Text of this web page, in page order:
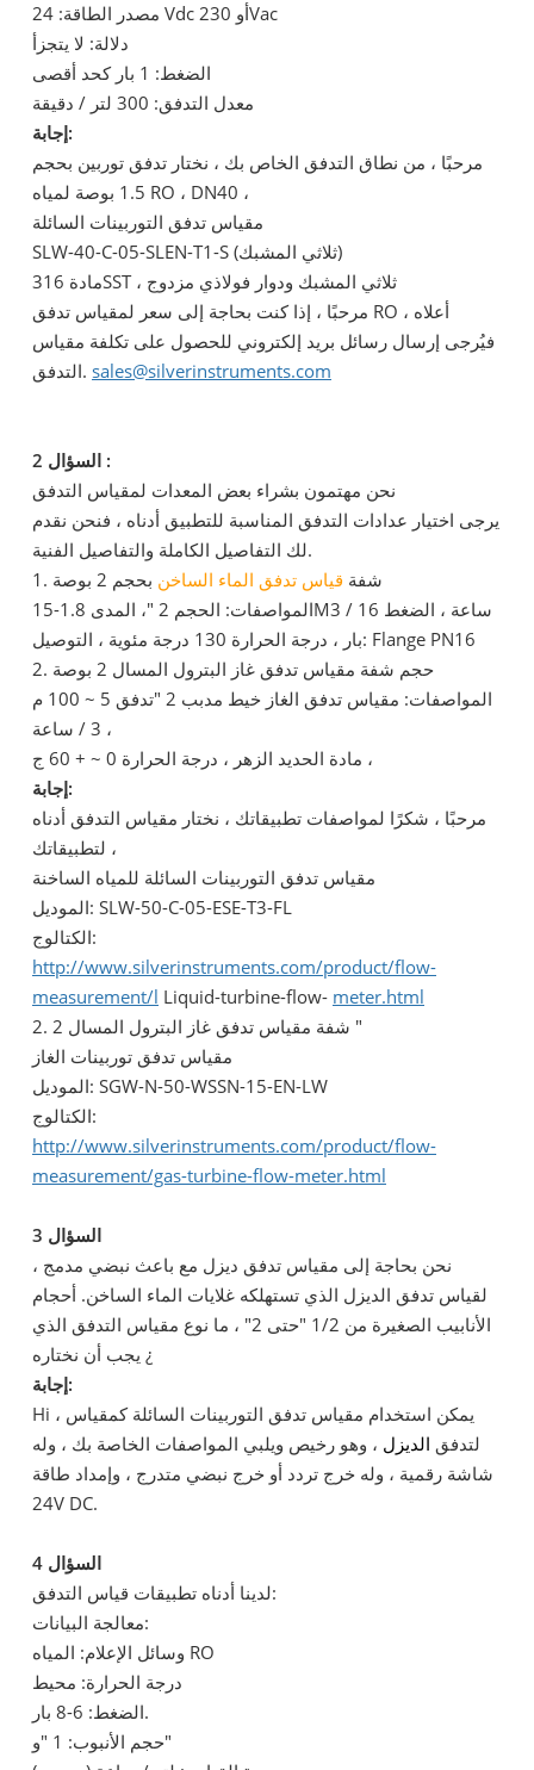
مصدر الطاقة: 24 Vdc أو 230Vac
دلالة: لا يتجزأ
الضغط: 1 بار كحد أقصى
معدل التدفق: 300 لتر / دقيقة
إجابة:
مرحبًا ، من نطاق التدفق الخاص بك ، نختار تدفق توربين بحجم
1.5 بوصة لمياه RO ، DN40 ،
مقياس تدفق التوربينات السائلة
SLW-40-C-05-SLEN-T1-S (ثلاثي المشبك)
مادة 316SST ، ثلاثي المشبك ودوار فولاذي مزدوج
مرحبًا ، إذا كنت بحاجة إلى سعر لمقياس تدفق RO أعلاه ،
فيُرجى إرسال رسائل بريد إلكتروني للحصول على تكلفة مقياس
التدفق. sales@silverinstruments.com
السؤال 2 :
نحن مهتمون بشراء بعض المعدات لمقياس التدفق
يرجى اختيار عدادات التدفق المناسبة للتطبيق أدناه ، فنحن نقدم
لك التفاصيل الكاملة والتفاصيل الفنية.
1. شفة قياس تدفق الماء الساخن بحجم 2 بوصة
المواصفات: الحجم 2 "، المدى 1.8-15M3 / ساعة ، الضغط 16
بار ، درجة الحرارة 130 درجة مئوية ، التوصيل: Flange PN16
2. حجم شفة مقياس تدفق غاز البترول المسال 2 بوصة
المواصفات: مقياس تدفق الغاز خيط مدبب 2 "تدفق 5 ~ 100 م
3 / ساعة ،
مادة الحديد الزهر ، درجة الحرارة 0 ~ + 60 ج ،
إجابة:
مرحبًا ، شكرًا لمواصفات تطبيقاتك ، نختار مقياس التدفق أدناه
لتطبيقاتك ،
مقياس تدفق التوربينات السائلة للمياه الساخنة
الموديل: SLW-50-C-05-ESE-T3-FL
الكتالوج:
http://www.silverinstruments.com/product/flow-
measurement/l Liquid-turbine-flow- meter.html
2. شفة مقياس تدفق غاز البترول المسال 2 "
مقياس تدفق توربينات الغاز
الموديل: SGW-N-50-WSSN-15-EN-LW
الكتالوج:
http://www.silverinstruments.com/product/flow-
measurement/gas-turbine-flow-meter.html
السؤال 3
نحن بحاجة إلى مقياس تدفق ديزل مع باعث نبضي مدمج ،
لقياس تدفق الديزل الذي تستهلكه غلايات الماء الساخن. أحجام
الأنابيب الصغيرة من 1/2 "حتى 2" ، ما نوع مقياس التدفق الذي
يجب أن نختاره ¿
إجابة:
Hi ، يمكن استخدام مقياس تدفق التوربينات السائلة كمقياس
لتدفق الديزل ، وهو رخيص ويلبي المواصفات الخاصة بك ، وله
شاشة رقمية ، وله خرج تردد أو خرج نبضي متدرج ، وإمداد طاقة
24V DC.
السؤال 4
لدينا أدناه تطبيقات قياس التدفق:
معالجة البيانات:
وسائل الإعلام: المياه RO
درجة الحرارة: محيط
الضغط: 6-8 بار.
حجم الأنبوب: 1 "و"